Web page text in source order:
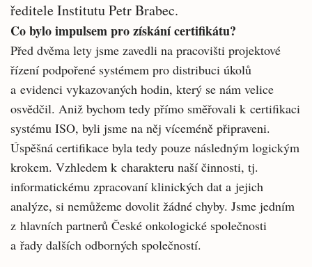
ředitele Institutu Petr Brabec.
Co bylo impulsem pro získání certifikátu?
Před dvěma lety jsme zavedli na pracovišti projektové
řízení podpořené systémem pro distribuci úkolů
a evidenci vykazovaných hodin, který se nám velice
osvědčil. Aniž bychom tedy přímo směřovali k certifikaci
systému ISO, byli jsme na něj víceméně připraveni.
Úspěšná certifikace byla tedy pouze následným logickým
krokem. Vzhledem k charakteru naší činnosti, tj.
informatickému zpracovaní klinických dat a jejich
analýze, si nemůžeme dovolit žádné chyby. Jsme jedním
z hlavních partnerů České onkologické společnosti
a řady dalších odborných společností.